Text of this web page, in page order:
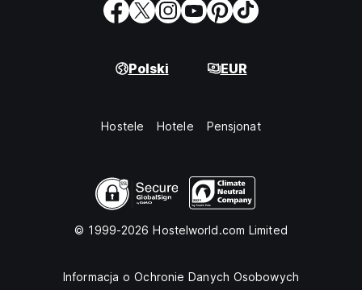
Polski EUR
Hostele Hotele Pensjonat
© 1999-2026 Hostelworld.com Limited
Informacja o Ochronie Danych Osobowych